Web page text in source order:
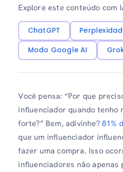
Explore este conteúdo com
ChatGPT
Modo Google AI
Você pensa: “Por que
influenciador quando tenho
forte?” Bem, adivinhe?81%
que um influenciador
fazer uma compra. Isso
influenciadores não apenas